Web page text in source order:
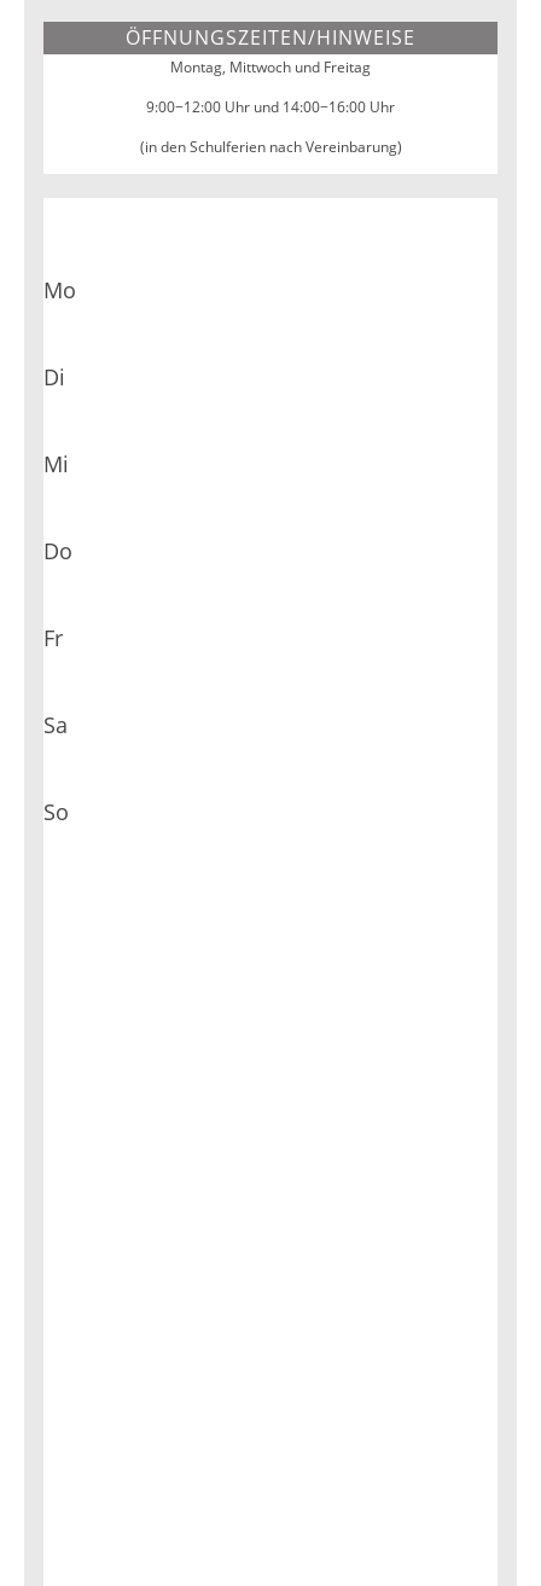
ÖFFNUNGSZEITEN/HINWEISE
Montag, Mittwoch und Freitag
9:00−12:00 Uhr und 14:00−16:00 Uhr
(in den Schulferien nach Vereinbarung)
Mo
Di
Mi
Do
Fr
Sa
So